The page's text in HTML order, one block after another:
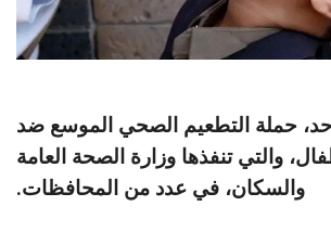
حملة التطعيم الصحي الموسع ضد
والتي تنفذها وزارة الصحة العامة
والسكان، في عدد من المحافظات.